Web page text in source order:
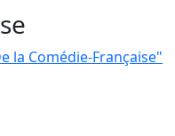
la Comédie-Française"